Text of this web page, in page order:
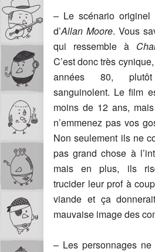
– Le scénario originel
d’Allan Moore. Vous
qui ressemble à
C’est donc très
années 80,
sanguinolent. Le film
moins de 12 ans,
n’emmenez pas vos
Non seulement ils ne
pas grand chose à
mais en plus, ils
trucider leur prof à
viande et ça
mauvaise image des
– Les personnages